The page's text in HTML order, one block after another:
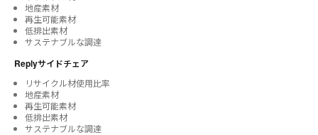
地産素材
再生可能素材
低排出素材
サステナブルな調達
Replyサイドチェア
リサイクル材使用比率
地産素材
再生可能素材
低排出素材
サステナブルな調達